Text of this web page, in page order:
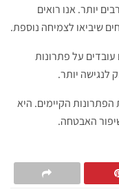
יותר. אנו רואים
שיביאו לצמיחה נוספת.
עובדים על פתרונות
לנגישה יותר.
הקיימים. היא
האבטחה.